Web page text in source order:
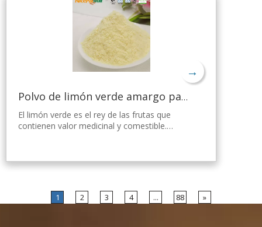
limón fresco. Disuelto instantáneamente,
→
Polvo de limón verde amargo para bajar de peso
El limón verde es el rey de las frutas que
contienen valor medicinal y comestible.
la tecnología y el procesamiento de secado
por aspersión más avanzados del mundo,
limón fresco. Disuelto instantáneamente,
fácil de usar.
1 2 3 4 ... 88 »